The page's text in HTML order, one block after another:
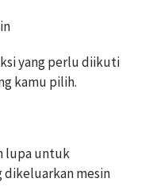
yang perlu diikuti
kamu pilih.
lupa untuk
dikeluarkan mesin